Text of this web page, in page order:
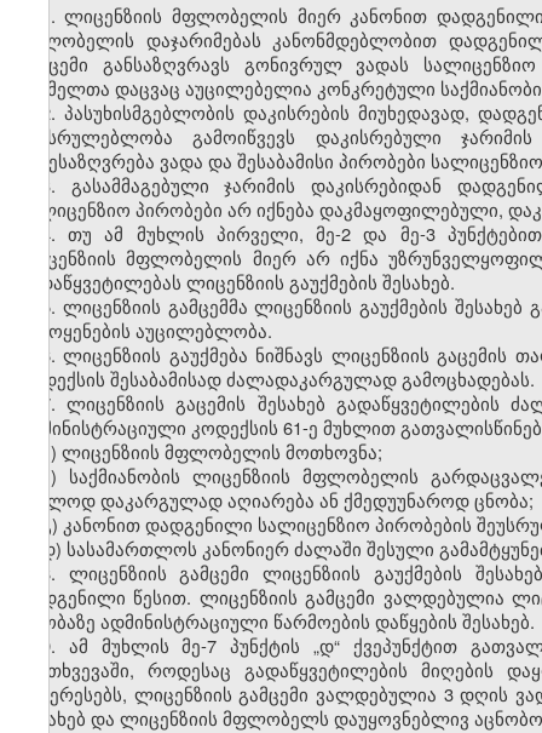
1. ლიცენზიის მფლობელის მიერ კანონით
მფლობელის დაჯარიმებას კანონმდებლობით
გამცემი განსაზღვრავს გონივრულ ვადას
რომელთა დაცვაც აუცილებელია კონკრეტული
2. პასუხისმგებლობის დაკისრების მიუხედავად,
შეუსრულებლობა გამოიწვევს დაკისრებული
განესაზღვრება ვადა და შესაბამისი პირობები
3. გასამმაგებული ჯარიმის დაკისრებიდან
სალიცენზიო პირობები არ იქნება დაკმაყოფილებული,
4. თუ ამ მუხლის პირველი, მე-2 და მე-3
ლიცენზიის მფლობელის მიერ არ იქნა
გადაწყვეტილებას ლიცენზიის გაუქმების შესახებ.
5. ლიცენზიის გამცემმა ლიცენზიის გაუქმების
გამოყენების აუცილებლობა.
6. ლიცენზიის გაუქმება ნიშნავს ლიცენზიის
კოდექსის შესაბამისად ძალადაკარგულად გამოცხადებას.
7. ლიცენზიის გაცემის შესახებ
ადმინისტრაციული კოდექსის 61-ე მუხლით
ა) ლიცენზიის მფლობელის მოთხოვნა;
ბ) საქმიანობის ლიცენზიის მფლობელის
უკვლოდ დაკარგულად აღიარება ან ქმედუუნაროდ ცნობა;
გ) კანონით დადგენილი სალიცენზიო პირობების
დ) სასამართლოს კანონიერ ძალაში შესული
8. ლიცენზიის გამცემი ლიცენზიის გაუქმების
დადგენილი წესით. ლიცენზიის გამცემი ვალდებულია
თაობაზე ადმინისტრაციული წარმოების დაწყების შესახებ.
9. ამ მუხლის მე-7 პუნქტის „დ“ ქვეპუნქტით
შემთხვევაში, როდესაც გადაწყვეტილების მიღების
ინტერესებს, ლიცენზიის გამცემი ვალდებულია 3 დღის
შესახებ და ლიცენზიის მფლობელს დაუყოვნებლივ